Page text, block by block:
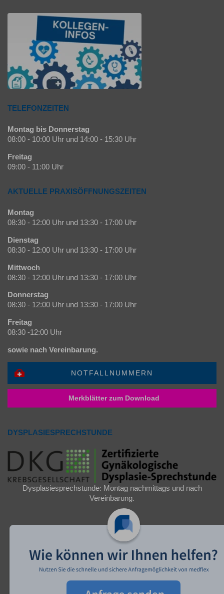
TELEFONZEITEN
Montag bis Donnerstag
08:00 - 10:00 Uhr und 14:00 - 15:30 Uhr
Freitag
09:00 - 11:00 Uhr
AKTUELLE PRAXISÖFFNUNGSZEITEN
Montag
08:30 - 12:00 Uhr und 13:30 - 17:00 Uhr
Dienstag
08:30 - 12:00 Uhr und 13:30 - 17:00 Uhr
Mittwoch
08:30 - 12:00 Uhr und 13:30 - 17:00 Uhr
Donnerstag
08:30 - 12:00 Uhr und 13:30 - 17:00 Uhr
Freitag
08:30 -12:00 Uhr
sowie nach Vereinbarung.
NOTFALLNUMMERN
Merkblätter zum Download
DYSPLASIESPRECHSTUNDE
Dysplasiesprechstunde: Montag nachmittags und nach
Vereinbarung.